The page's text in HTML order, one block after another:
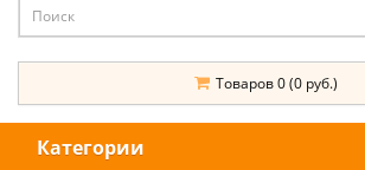
Товаров 0 (0 руб.)
Категории